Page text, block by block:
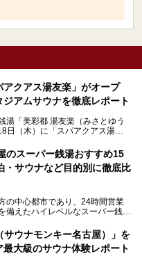
クアス湯友楽」がオープ
アムサウナを徹底レポート
湯「美彩都 湯友楽（みさとゆう
日（木）に「スパアクアス湯友
れ続けてきた施設だからこそ、
を待ちわびている人も多いのでは
に、2年前からじっくり構想を練
、館内の充実度は想像以上。
露天エリアや10の浴槽、40人収
ナに、岩盤浴やリラクゼーション
に生まれ変わりました。
して新しくなった「スパアクアス
のスーパー銭湯おすすめ15
・サウナなど目的別に徹底比
の中心都市であり、24時間営業
備えたハイレベルなスーパー銭湯
疲れを心身ともにリセットした
1日中ダラダラ過ごしたい」「コ
サウナモンキー名古屋）」を
大級のサウナ体験レポート